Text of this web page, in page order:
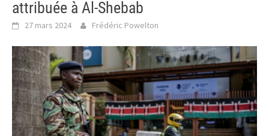
attribuée à Al-Shebab
27 mars 2024 Frédéric Powelton